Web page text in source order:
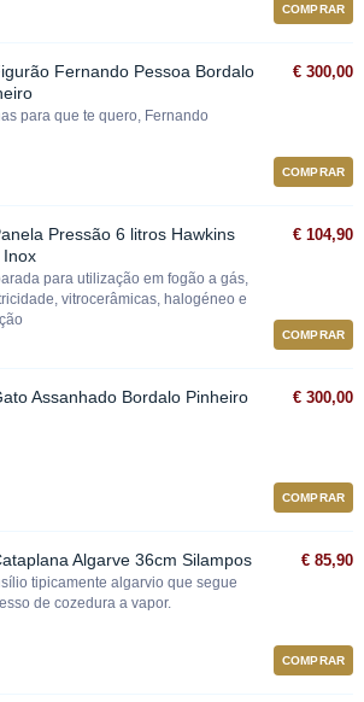
COMPRAR
Fernando Pessoa Bordalo
para que te quero, Fernando
€ 300,00
COMPRAR
Pressão 6 litros Hawkins
Inox
para utilização em fogão a gás,
vitrocerâmicas, halogéneo e
€ 104,90
COMPRAR
Assanhado Bordalo Pinheiro € 300,00
COMPRAR
Algarve 36cm Silampos
tipicamente algarvio que segue
de cozedura a vapor.
€ 85,90
COMPRAR